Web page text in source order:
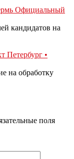
Официальный
кандидатов на
Петербург •
на обработку
поля